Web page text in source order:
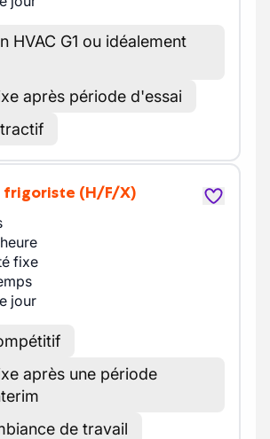
HVAC G1 ou idéalement
après période d'essai
frigoriste (H/F/X)
heure
fixe
jour
après une période
de travail